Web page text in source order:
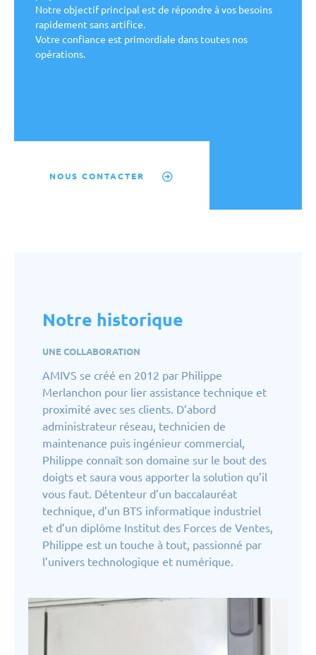
Témoignages
Contact
Notre objectif principal est de répondre à vos besoins
rapidement sans artifice.
Votre confiance est primordiale dans toutes nos
opérations.
NOUS CONTACTER
Notre historique
UNE COLLABORATION
AMIVS se créé en 2012 par Philippe
Merlanchon pour lier assistance technique et
proximité avec ses clients. D’abord
administrateur réseau, technicien de
maintenance puis ingénieur commercial,
Philippe connaît son domaine sur le bout des
doigts et saura vous apporter la solution qu’il
vous faut. Détenteur d’un baccalauréat
technique, d’un BTS informatique industriel
et d’un diplôme Institut des Forces de Ventes,
Philippe est un touche à tout, passionné par
l’univers technologique et numérique.